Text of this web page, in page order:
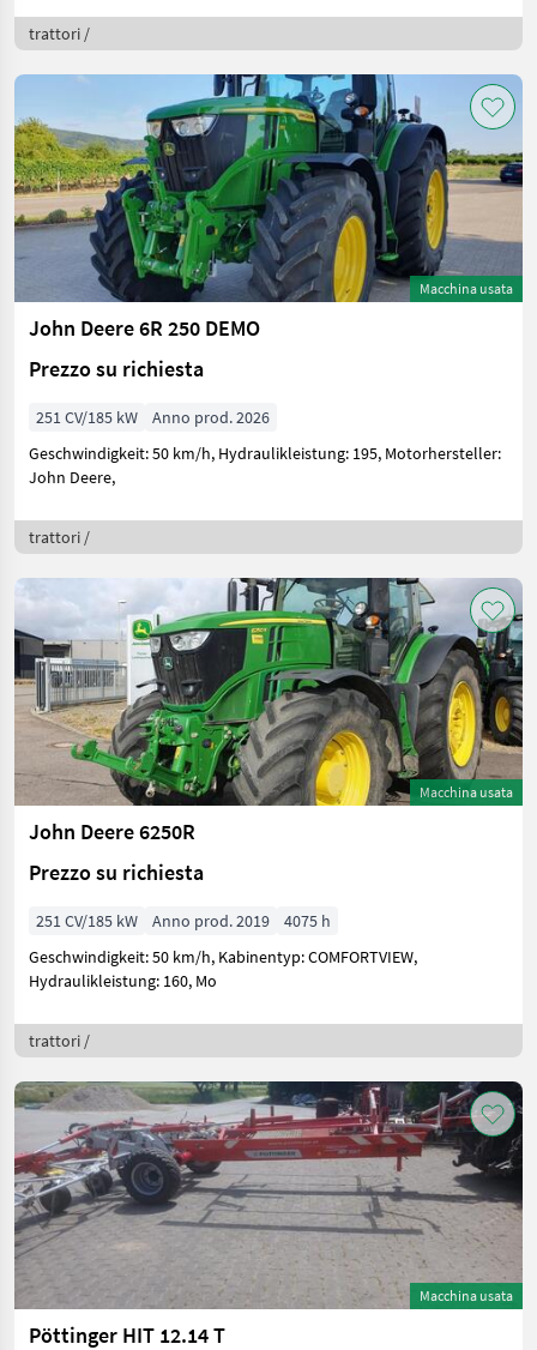
trattori /
Macchina usata
John Deere 6R 250 DEMO
Prezzo su richiesta
251 CV/185 kW
Anno prod. 2026
Geschwindigkeit: 50 km/h, Hydraulikleistung: 195, Motorhersteller:
John Deere,
trattori /
Macchina usata
John Deere 6250R
Prezzo su richiesta
251 CV/185 kW Anno prod. 2019
4075 h
Geschwindigkeit: 50 km/h, Kabinentyp: COMFORTVIEW,
Hydraulikleistung: 160, Mo
trattori /
Macchina usata
Pöttinger HIT 12.14 T